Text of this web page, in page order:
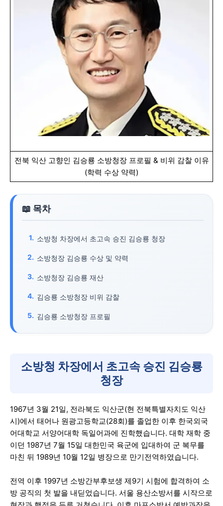
전북 익산 고향인 김승룡 소방청장 프로필 & 비위 감찰 이유
(학력 수상 약력)
소방청 차장에서 초고속 승진 김승룡 청장
소방청장 김승룡 수상 및 약력
소방청장 김승룡 재산
김승룡 소방청장 비위 감찰
김승룡 소방청장 프로필
소방청 차장에서 초고속 승진 김승룡
청장
1967년 3월 21일, 전라북도 익산군(현 전북특별자치도 익산
시)에서 태어나 원광고등학교(28회)를 졸업한 이후 한국외국
어대학교 서양어대학 독일어과에 진학했습니다. 대학 재학 중
이던 1987년 7월 15일 대한민국 육군에 입대하여 군 복무를
마친 뒤 1989년 10월 12일 병장으로 만기전역하였습니다.
전역 이후 1997년 소방간부후보생 제9기 시험에 합격하여 소
방 공직의 첫 발을 내딛었습니다. 서울 용산소방서를 시작으로